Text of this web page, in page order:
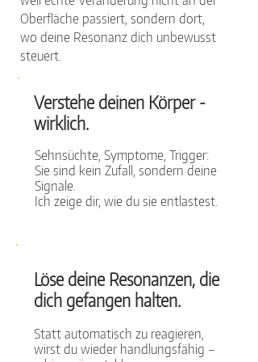
Oberfläche passiert, sondern dort,
wo deine Resonanz dich unbewusst
steuert.
Verstehe deinen Körper -
wirklich.
Sehnsüchte, Symptome, Trigger:
Sie sind kein Zufall, sondern deine
Signale.
Ich zeige dir, wie du sie entlastest.
Löse deine Resonanzen, die
dich gefangen halten.
Statt automatisch zu reagieren,
wirst du wieder handlungsfähig –